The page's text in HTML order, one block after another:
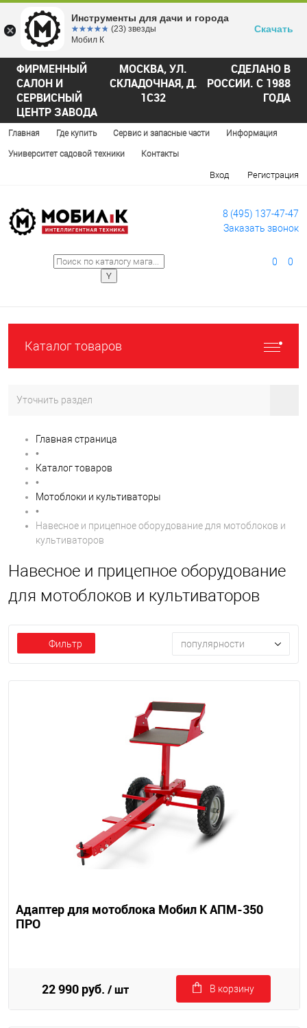
ФИРМЕННЫЙ
САЛОН И
СЕРВИСНЫЙ
ЦЕНТР ЗАВОДА
МОСКВА, УЛ.
СКЛАДОЧНАЯ, Д.
1С32
СДЕЛАНО В
РОССИИ. С 1988
ГОДА
Главная Где купить Сервис и запасные части Информация
Университет садовой техники Контакты
Вход Регистрация
8 (495) 137-47-47
Заказать звонок
0 0
Каталог товаров
Уточнить раздел
Главная страница
•
Каталог товаров
•
Мотоблоки и культиваторы
•
Навесное и прицепное оборудование для мотоблоков и
культиваторов
Навесное и прицепное оборудование
для мотоблоков и культиваторов
Фильтр популярности
Адаптер для мотоблока Мобил К АПМ-350
ПРО
22 990 руб. / шт В корзину
Инструменты для дачи и города
☆☆☆☆☆
★★★★★ (23) звезды
Мобил К
Скачать